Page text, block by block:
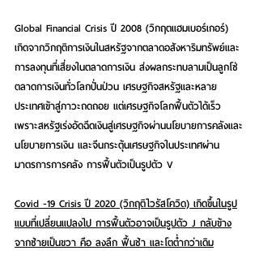
Global Financial Crisis ปี 2008 (วิกฤตแฮมเบอร์เกอร์)
เกิดจากวิกฤติการเงินในสหรัฐจากตลาดอสังหาริมทรัพย์และ
การลงทุนที่เสี่ยงในตลาดการเงิน ส่งผลกระทบลามเป็นลูกโซ่
ตลาดการเงินทั่วโลกปั่นป่วน เศรษฐกิจสหรัฐและหลาย
ประเทศเข้าสู่ภาวะถดถอย แต่เศรษฐกิจโลกฟื้นตัวได้เร็ว
เพราะสหรัฐเร่งอัดฉีดเงินสู่เศรษฐกิจผ่านนโยบายการคลังและ
นโยบายการเงิน และจีนกระตุ้นเศรษฐกิจในประเทศผ่าน
มาตรการการคลัง การฟื้นตัวเป็นรูปตัว V
Covid -19 Crisis ปี 2020 (วิกฤติไวรัสโควิด) เกิดขึ้นในรูป
แบบที่เปลี่ยนแปลงไป การฟื้นตัวอาจเป็นรูปตัว J กลับข้าง
จากซ้ายเป็นขวา คือ ลงลึก ฟื้นช้า และโตต่ำกว่าเดิม